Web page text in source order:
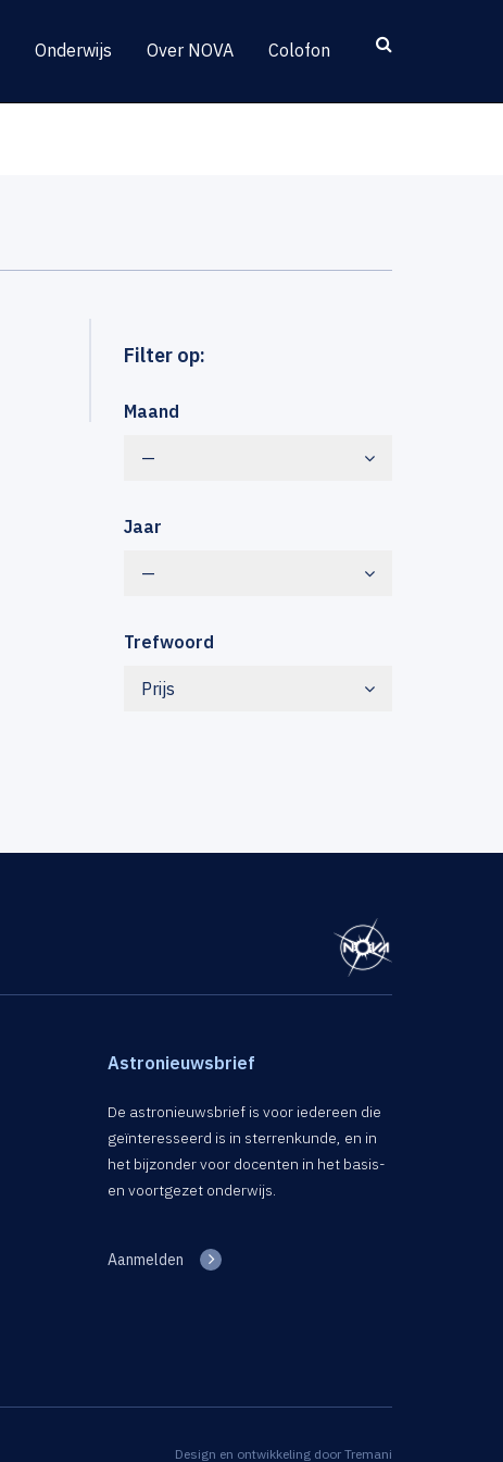
Onderwijs Over NOVA Colofon
Filter op:
Maand
—
Jaar
—
Trefwoord
Prijs
Astronieuwsbrief
De astronieuwsbrief is voor iedereen die
geïnteresseerd is in sterrenkunde, en in
het bijzonder voor docenten in het basis-
en voortgezet onderwijs.
Aanmelden
Design en ontwikkeling door Tremani